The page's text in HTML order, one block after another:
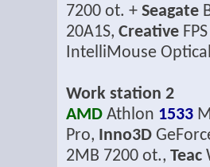
7200 ot. + Seagate
20A1S, Creative
IntelliMouse
Work station 2
AMD Athlon 1533
Pro,
Inno3D
2MB 7200 ot., Teac